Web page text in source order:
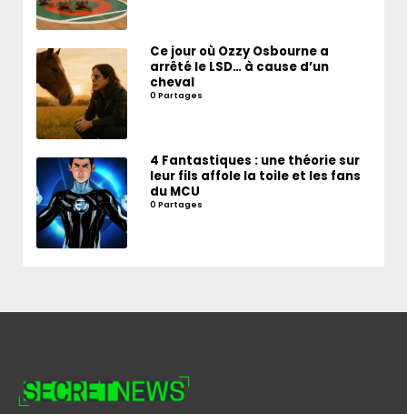
Ce jour où Ozzy Osbourne a
arrêté le LSD… à cause d’un
cheval
0 Partages
4 Fantastiques : une théorie sur
leur fils affole la toile et les fans
du MCU
0 Partages